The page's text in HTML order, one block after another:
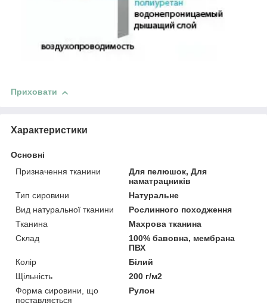
Приховати
Характеристики
Основні
Призначення тканини
Для пелюшок, Для
наматрацників
Тип сировини
Натуральне
Вид натуральної тканини
Рослинного походження
Тканина
Махрова тканина
Склад
100% бавовна, мембрана
ПВХ
Колір
Білий
Щільність
200 г/м2
Форма сировини, що
поставляється
Рулон